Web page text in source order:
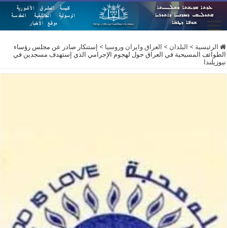
الرئيسية > البلدان > العراق وايران وروسيا > إستنكار صادر عن مجلس رؤساء
الطوائف المسيحية في العراق حول لهجوم الإجرامي الذي إستهدف مسجدين في
نيوزيلندا